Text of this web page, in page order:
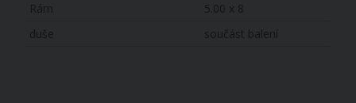
Rám
5.00 x 8
duše
součást balení